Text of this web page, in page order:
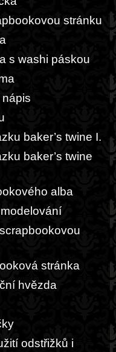
stránku
s washi páskou
baker’s twine I.
baker’s twine
alba
stránka
hvězda
odstřižků i